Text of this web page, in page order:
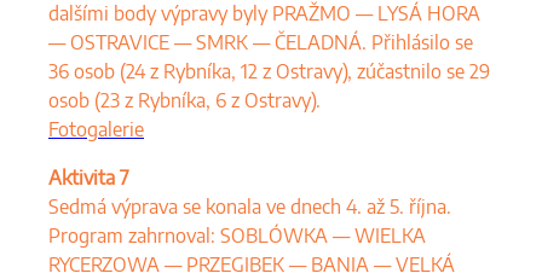
dalšími body výpravy byly PRAŽMO — LYSÁ HORA
— OSTRAVICE — SMRK — ČELADNÁ. Přihlásilo se
36 osob (24 z Rybníka, 12 z Ostravy), zúčastnilo se 29
osob (23 z Rybníka, 6 z Ostravy).
Fotogalerie
Aktivita 7
Sedmá výprava se konala ve dnech 4. až 5. října.
Program zahrnoval: SOBLÓWKA — WIELKA
RYCERZOWA — PRZEGIBEK — BANIA — VELKÁ